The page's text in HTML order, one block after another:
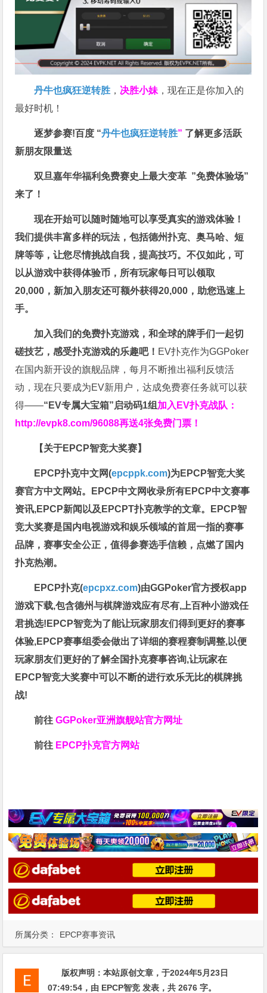
所属分类： EPCP赛事资讯
丹牛也疯狂逆转胜 ， 决胜小妹 ，现在正是你加入的
最好时机！
逐梦参赛!百度 “丹牛也疯狂逆转胜” 了解更多活跃
新朋友限量送
双旦嘉年华福利免费赛史上最大变革 ”免费体验场”
来了！
现在开始可以随时随地可以享受真实的游戏体验！
我们提供丰富多样的玩法，包括德州扑克、奥马哈、短
牌等等，让您尽情挑战自我，提高技巧。不仅如此，可
以从游戏中获得体验币，所有玩家每日可以领取
20,000，新加入朋友还可额外获得20,000，助您迅速上
手。
加入我们的免费扑克游戏，和全球的牌手们一起切
磋技艺，感受扑克游戏的乐趣吧！ EV扑克作为GGPoker
在国内新开设的旗舰品牌，每月不断推出福利反馈活
动，现在只要成为EV新用户，达成免费赛任务就可以获
得——“EV专属大宝箱”启动码1组 加入EV扑克战队：
http://evpk8.com/96088再送4张免费门票！
【关于EPCP智竞大奖赛】
EPCP扑克中文网(epcppk.com)为EPCP智竞大奖
赛官方中文网站。EPCP中文网收录所有EPCP中文赛事
资讯,EPCP新闻以及EPCPT扑克教学的文章。EPCP智
竞大奖赛是国内电视游戏和娱乐领域的首屈一指的赛事
品牌，赛事安全公正，值得参赛选手信赖，点燃了国内
扑克热潮。
EPCP扑克(epcpxz.com)由GGPoker官方授权app
游戏下载,包含德州与棋牌游戏应有尽有,上百种小游戏任
君挑选!EPCP智竞为了能让玩家朋友们得到更好的赛事
体验,EPCP赛事组委会做出了详细的赛程赛制调整,以便
玩家朋友们更好的了解全国扑克赛事咨询,让玩家在
EPCP智竞大奖赛中可以不断的进行欢乐无比的棋牌挑
战!
前往GGPoker亚洲旗舰站官方网址
前往 EPCP扑克官方网站
版权声明：本站原创文章，于2024年5月23日
07:49:54 ，由 EPCP智竞 发表，共 2676 字。